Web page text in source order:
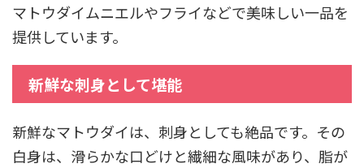
マトウダイムニエルやフライなどで美味しい一品を
提供しています。
新鮮な刺身として堪能
新鮮なマトウダイは、刺身としても絶品です。その
白身は、滑らかな口どけと繊細な風味があり、脂が